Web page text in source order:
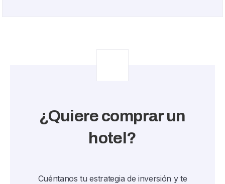
¿Quiere comprar un
hotel?
Cuéntanos tu estrategia de inversión y te